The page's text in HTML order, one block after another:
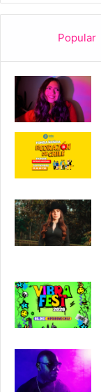
Popular